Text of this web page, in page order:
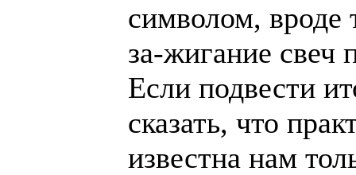
символом, вроде
за-жигание свеч
Если подвести
сказать, что
известна нам